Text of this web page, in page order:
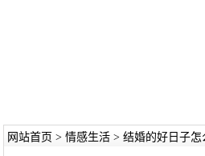
网站首页 > 情感生活> 结婚的好日子怎